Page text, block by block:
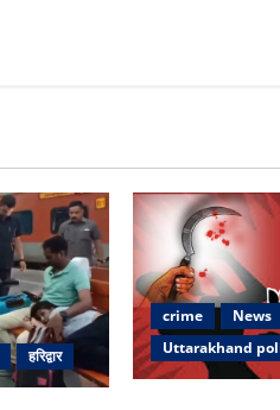
हरिद्वार
crime News
Uttarakhand